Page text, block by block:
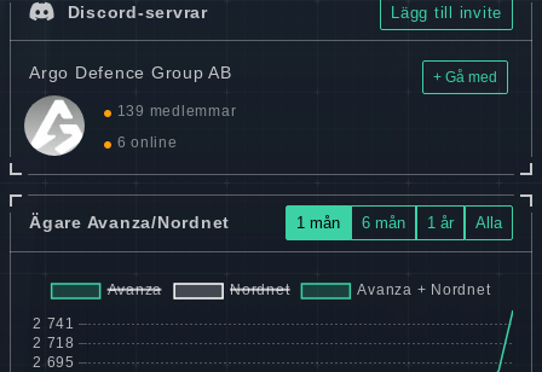
Discord-servrar Lägg till invite
Argo Defence Group AB
139 medlemmar
6 online
+ Gå med
Ägare Avanza/Nordnet 1 mån 6 mån 1 år Alla